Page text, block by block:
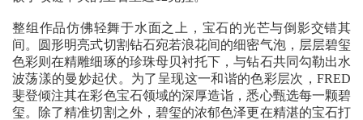
整组作品仿佛轻舞于水面之上，宝石的光芒与倒影交错其
间。圆形明亮式切割钻石宛若浪花间的细密气泡，层层碧玺
色彩则在精雕细琢的珍珠母贝衬托下，与钻石共同勾勒出水
波荡漾的曼妙起伏。为了呈现这一和谐的色彩层次，FRED
斐登倾注其在彩色宝石领域的深厚造诣，悉心甄选每一颗碧
玺。除了精准切割之外，碧玺的浓郁色泽更在精湛的宝石打